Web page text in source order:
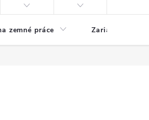
zemné práce Zariadenia na